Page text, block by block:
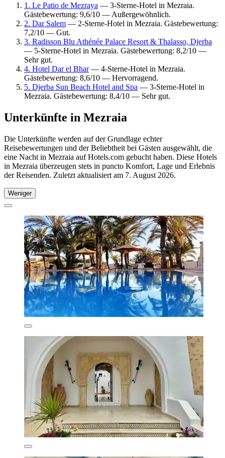
1. Le Patio de Mezraya — 3-Sterne-Hotel in Mezraia.
Gästebewertung: 9,6/10 — Außergewöhnlich.
2. Dar Salem — 2-Sterne-Hotel in Mezraia. Gästebewertung:
7,2/10 — Gut.
3. Radisson Blu Athénée Palace Resort & Thalasso, Djerba
— 5-Sterne-Hotel in Mezraia. Gästebewertung: 8,2/10 —
Sehr gut.
4. Hotel Dar el Bhar— 4-Sterne-Hotel in Mezraia.
Gästebewertung: 8,6/10 — Hervorragend.
5. Djerba Sun Beach Hotel and Spa — 3-Sterne-Hotel in
Mezraia. Gästebewertung: 8,4/10 — Sehr gut.
Unterkünfte in Mezraia
Die Unterkünfte werden auf der Grundlage echter
Reisebewertungen und der Beliebtheit bei Gästen ausgewählt, die
eine Nacht in Mezraia auf Hotels.com gebucht haben. Diese Hotels
in Mezraia überzeugen stets in puncto Komfort, Lage und Erlebnis
der Reisenden. Zuletzt aktualisiert am 7. August 2026.
Weniger